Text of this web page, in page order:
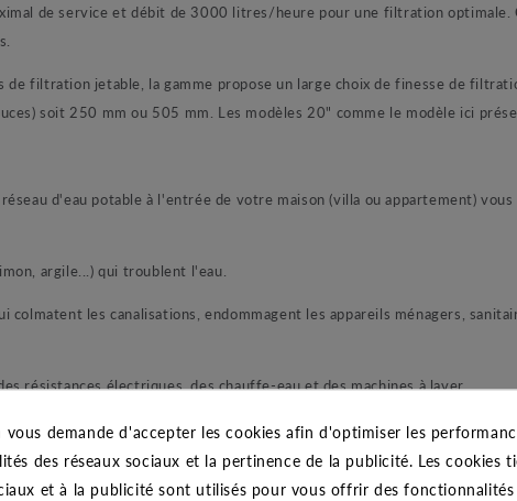
de service et débit de 3000 litres/heure pour une filtration optimale.
de filtration jetable, la gamme propose un large choix de finesse de
soit 250 mm ou 505 mm. Les modèles 20" comme le modèle ici
d'eau potable à l'entrée de votre maison (villa ou appartement)
argile...) qui troublent l'eau.
colmatent les canalisations, endommagent les appareils ménagers,
résistances électriques, des chauffe-eau et des machines à laver.
goûts de l'eau si équipé de la cartouche filtrante à charbon actif.
vous demande d'accepter les cookies afin d'optimiser les
des réseaux sociaux et la pertinence de la publicité. Les cookies
et à la publicité sont utilisés pour vous offrir des